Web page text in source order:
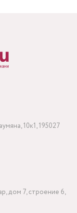
10к1, 195027
дом 7, строение 6,